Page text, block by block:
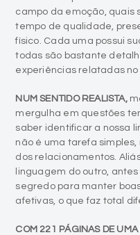
campo da emoção, quais
tempo de qualidade,
físico. Cada uma possui
todas são bastante
experiências relatadas no
NUM SENTIDO REALISTA,
mergulha em questões
saber identificar a nossa
não é uma tarefa
dos relacionamentos.
linguagem do outro,
segredo para manter
afetivas, o que faz total
COM 221 PÁGINAS DE UMA